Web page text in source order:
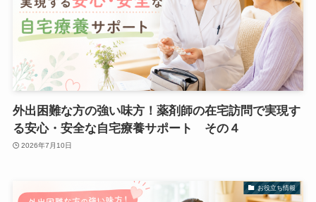
外出困難な方の強い味方！薬剤師の在宅訪問で実現す
る安心・安全な自宅療養サポート その４
2026年7月10日
お役立ち情報